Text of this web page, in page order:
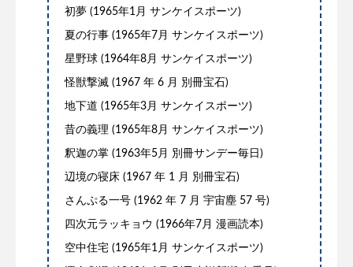
初夢 (1965年1月 サンケイスポーツ)
夏の行事 (1965年7月 サンケイスポーツ)
星野球 (1964年8月 サンケイスポーツ)
怪獣撃滅 (1967 年 6 月 別冊宝石)
地下道 (1965年3月 サンケイスポーツ)
昔の義理 (1965年8月 サンケイスポーツ)
釈迦の掌 (1963年5月 別冊サンデー毎日)
辺境の寝床 (1967 年 1 月 別冊宝石)
さんぷる一号 (1962 年 7 月 宇宙塵 57 号)
四次元ラッキョウ (1966年7月 漫画読本)
空中住宅 (1965年1月 サンケイスポーツ)